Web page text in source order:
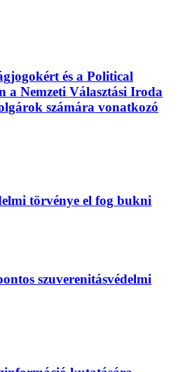
és a Political
a Nemzeti Választási Iroda
számára vonatkozó
törvénye el fog bukni
szuverenitásvédelmi